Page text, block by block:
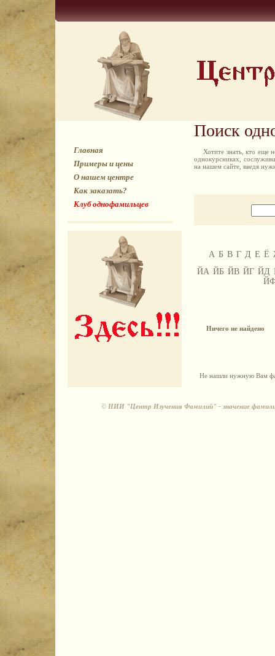
Главная
Примеры и цены
О нашем центре
Как заказать?
Клуб однофамильцев
Поиск
Хотите знать, кто еще
однокурсниках,
на нашем сайте, введя
А Б В Г Д Е Ё
ЙА ЙБ ЙВ ЙГ ЙД
Ничего не найдено
Не нашли нужную Вам
© НИИ "Центр Изучения Фамилий" - значение